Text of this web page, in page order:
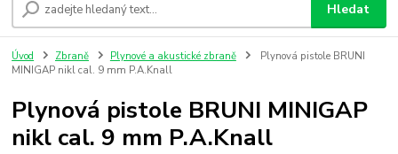
Hledat
Úvod Zbraně Plynové a akustické zbraně
Plynová pistole BRUNI
MINIGAP nikl cal. 9 mm P.A.Knall
Plynová pistole BRUNI MINIGAP
nikl cal. 9 mm P.A.Knall